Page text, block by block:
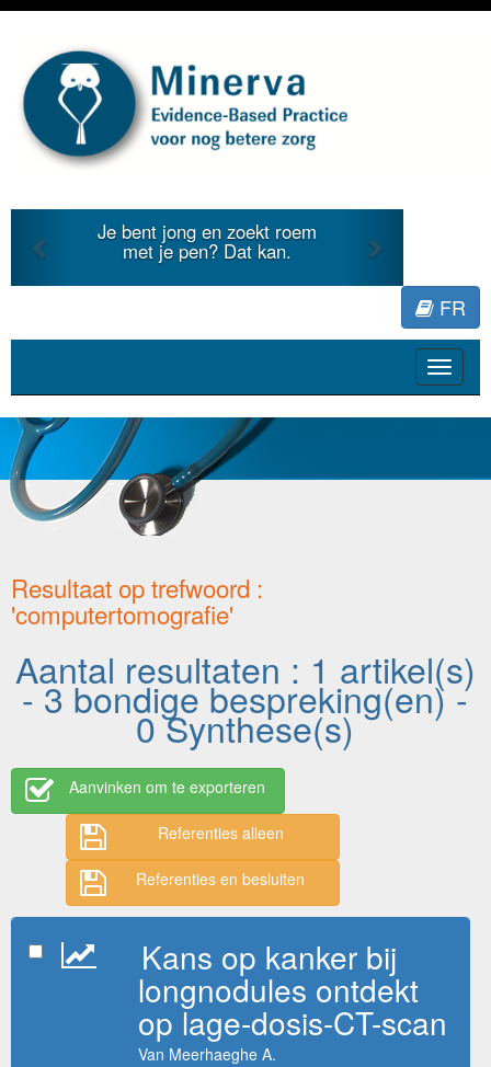
Je bent jong en zoekt roem
met je pen? Dat kan.
Previous
FR
Toggle
Resultaat op trefwoord :
'computertomografie'
Aantal resultaten : 1 artikel(s)
- 3 bondige bespreking(en) -
0 Synthese(s)
Aanvinken om te exporteren
Referenties alleen
Referenties en besluiten
Kans op kanker bij
longnodules ontdekt
op lage-dosis-CT-scan
Van Meerhaeghe A.